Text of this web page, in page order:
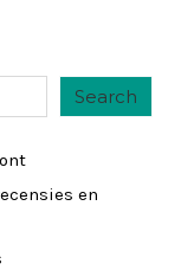
Search
en